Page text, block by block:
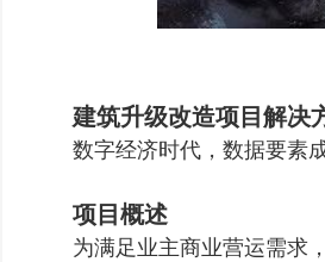
建筑升级改造项目解决
数字经济时代，数据要素
项目概述
为满足业主商业营运需求